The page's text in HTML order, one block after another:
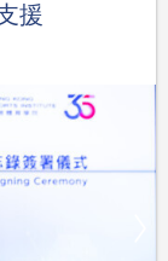
援